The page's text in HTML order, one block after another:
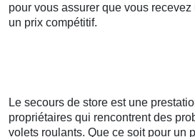
pour vous assurer que vous
un prix compétitif.
Le secours de store est une
propriétaires qui rencontrent des
volets roulants. Que ce soit pour un